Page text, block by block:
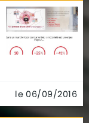
le 06/09/2016